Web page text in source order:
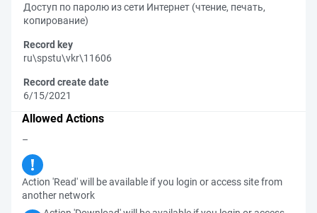
Доступ по паролю из сети Интернет (чтение, печать,
копирование)
Record key
ru\spstu\vkr\11606
Record create date
6/15/2021
Allowed Actions
–
Action 'Read' will be available if you login or access site from
another network